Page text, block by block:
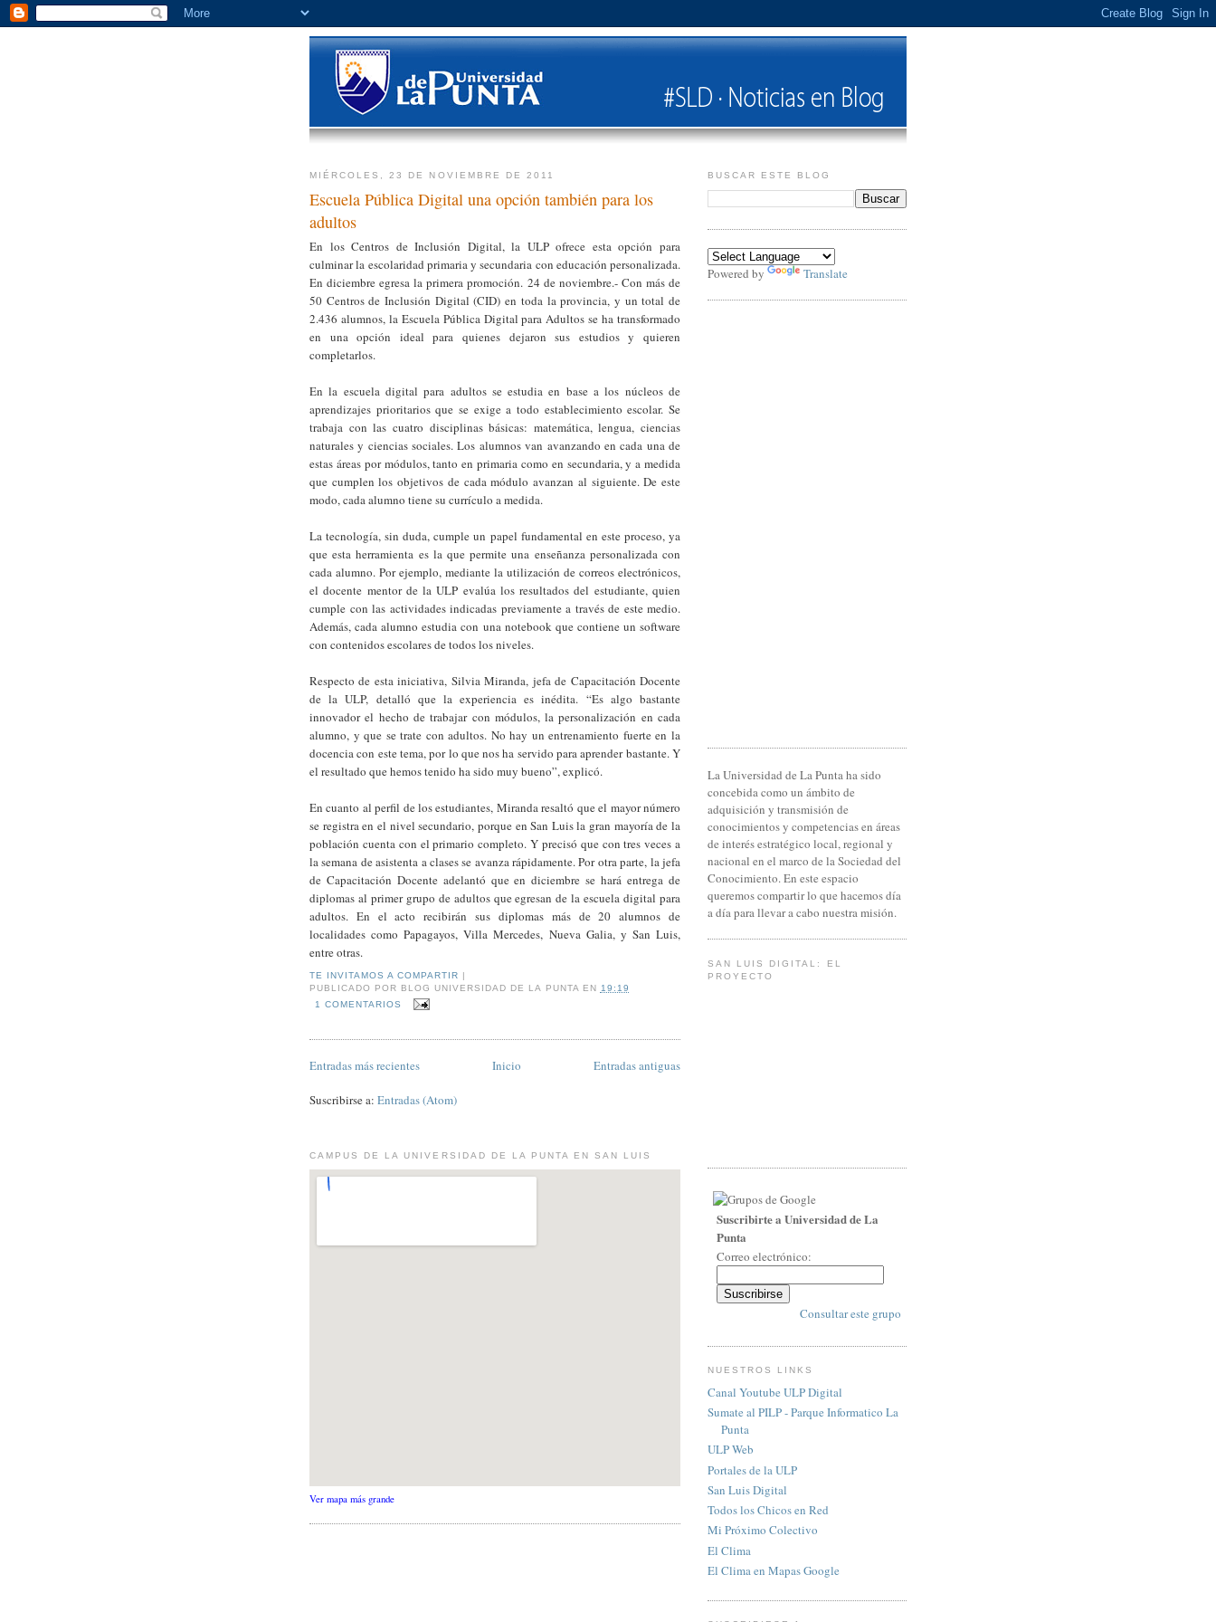
MIÉRCOLES, 23 DE NOVIEMBRE DE 2011
Escuela Pública Digital una opción también para los
adultos
En los Centros de Inclusión Digital, la ULP ofrece esta opción para
culminar la escolaridad primaria y secundaria con educación personalizada.
En diciembre egresa la primera promoción. 24 de noviembre.- Con más de
50 Centros de Inclusión Digital (CID) en toda la provincia, y un total de
2.436 alumnos, la Escuela Pública Digital para Adultos se ha transformado
en una opción ideal para quienes dejaron sus estudios y quieren
completarlos.
En la escuela digital para adultos se estudia en base a los núcleos de
aprendizajes prioritarios que se exige a todo establecimiento escolar. Se
trabaja con las cuatro disciplinas básicas: matemática, lengua, ciencias
naturales y ciencias sociales. Los alumnos van avanzando en cada una de
estas áreas por módulos, tanto en primaria como en secundaria, y a medida
que cumplen los objetivos de cada módulo avanzan al siguiente. De este
modo, cada alumno tiene su currículo a medida.
La tecnología, sin duda, cumple un papel fundamental en este proceso, ya
que esta herramienta es la que permite una enseñanza personalizada con
cada alumno. Por ejemplo, mediante la utilización de correos electrónicos,
el docente mentor de la ULP evalúa los resultados del estudiante, quien
cumple con las actividades indicadas previamente a través de este medio.
Además, cada alumno estudia con una notebook que contiene un software
con contenidos escolares de todos los niveles.
Respecto de esta iniciativa, Silvia Miranda, jefa de Capacitación Docente
de la ULP, detalló que la experiencia es inédita. “Es algo bastante
innovador el hecho de trabajar con módulos, la personalización en cada
alumno, y que se trate con adultos. No hay un entrenamiento fuerte en la
docencia con este tema, por lo que nos ha servido para aprender bastante. Y
el resultado que hemos tenido ha sido muy bueno”, explicó.
En cuanto al perfil de los estudiantes, Miranda resaltó que el mayor número
se registra en el nivel secundario, porque en San Luis la gran mayoría de la
población cuenta con el primario completo. Y precisó que con tres veces a
la semana de asistenta a clases se avanza rápidamente. Por otra parte, la jefa
de Capacitación Docente adelantó que en diciembre se hará entrega de
diplomas al primer grupo de adultos que egresan de la escuela digital para
adultos. En el acto recibirán sus diplomas más de 20 alumnos de
localidades como Papagayos, Villa Mercedes, Nueva Galia, y San Luis,
entre otras.
TE INVITAMOS A COMPARTIR
PUBLICADO POR
BLOG UNIVERSIDAD DE LA PUNTA EN 19:19
1 COMENTARIOS
Entradas más recientes Entradas antiguas
Inicio
Suscribirse a: Entradas (Atom)
CAMPUS DE LA UNIVERSIDAD DE LA PUNTA EN SAN LUIS
Ver mapa más grande
BUSCAR ESTE BLOG
Powered by Translate
La Universidad de La Punta ha sido
concebida como un ámbito de
adquisición y transmisión de
conocimientos y competencias en áreas
de interés estratégico local, regional y
nacional en el marco de la Sociedad del
Conocimiento. En este espacio
queremos compartir lo que hacemos día
a día para llevar a cabo nuestra misión.
SAN LUIS DIGITAL: EL
PROYECTO
Suscribirte a Universidad de La
Punta
Correo electrónico:
Consultar este grupo
NUESTROS LINKS
Canal Youtube ULP Digital
Sumate al PILP - Parque Informatico La
Punta
ULP Web
Portales de la ULP
San Luis Digital
Todos los Chicos en Red
Mi Próximo Colectivo
El Clima
El Clima en Mapas Google